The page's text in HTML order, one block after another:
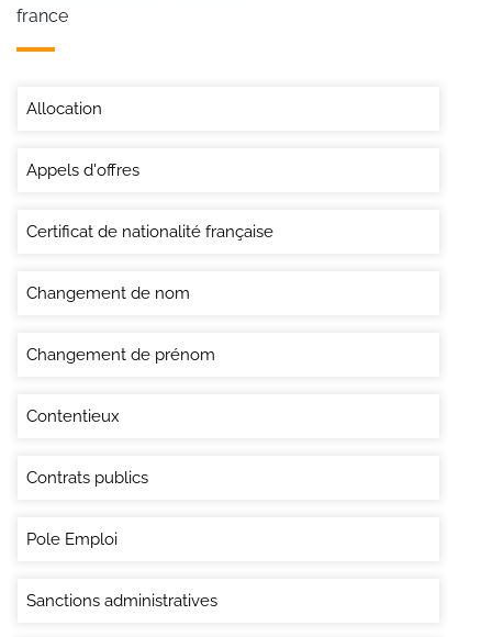
france
Allocation
Appels d'offres
Certificat de nationalité française
Changement de nom
Changement de prénom
Contentieux
Contrats publics
Pole Emploi
Sanctions administratives